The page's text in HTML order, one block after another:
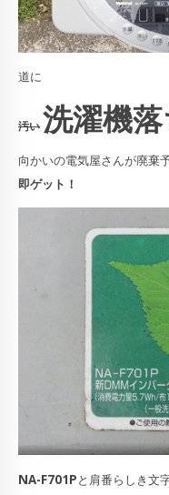
道に
汚い洗濯機落
向かいの電気屋さんが廃棄
即ゲット！
NA-F701Pと肩番らしき文